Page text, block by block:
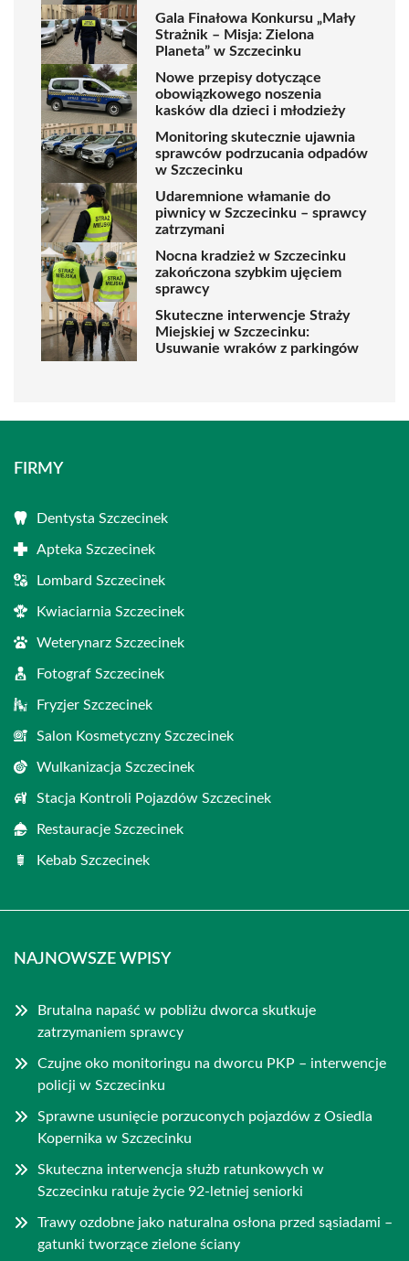
Gala Finałowa Konkursu „Mały
Strażnik – Misja: Zielona
Planeta” w Szczecinku
Nowe przepisy dotyczące
obowiązkowego noszenia
kasków dla dzieci i młodzieży
Monitoring skutecznie ujawnia
sprawców podrzucania odpadów
w Szczecinku
Udaremnione włamanie do
piwnicy w Szczecinku – sprawcy
zatrzymani
Nocna kradzież w Szczecinku
zakończona szybkim ujęciem
sprawcy
Skuteczne interwencje Straży
Miejskiej w Szczecinku:
Usuwanie wraków z parkingów
FIRMY
Dentysta Szczecinek
Apteka Szczecinek
Lombard Szczecinek
Kwiaciarnia Szczecinek
Weterynarz Szczecinek
Fotograf Szczecinek
Fryzjer Szczecinek
Salon Kosmetyczny Szczecinek
Wulkanizacja Szczecinek
Stacja Kontroli Pojazdów Szczecinek
Restauracje Szczecinek
Kebab Szczecinek
NAJNOWSZE WPISY
Brutalna napaść w pobliżu dworca skutkuje
zatrzymaniem sprawcy
Czujne oko monitoringu na dworcu PKP – interwencje
policji w Szczecinku
Sprawne usunięcie porzuconych pojazdów z Osiedla
Kopernika w Szczecinku
Skuteczna interwencja służb ratunkowych w
Szczecinku ratuje życie 92-letniej seniorki
Trawy ozdobne jako naturalna osłona przed sąsiadami –
gatunki tworzące zielone ściany